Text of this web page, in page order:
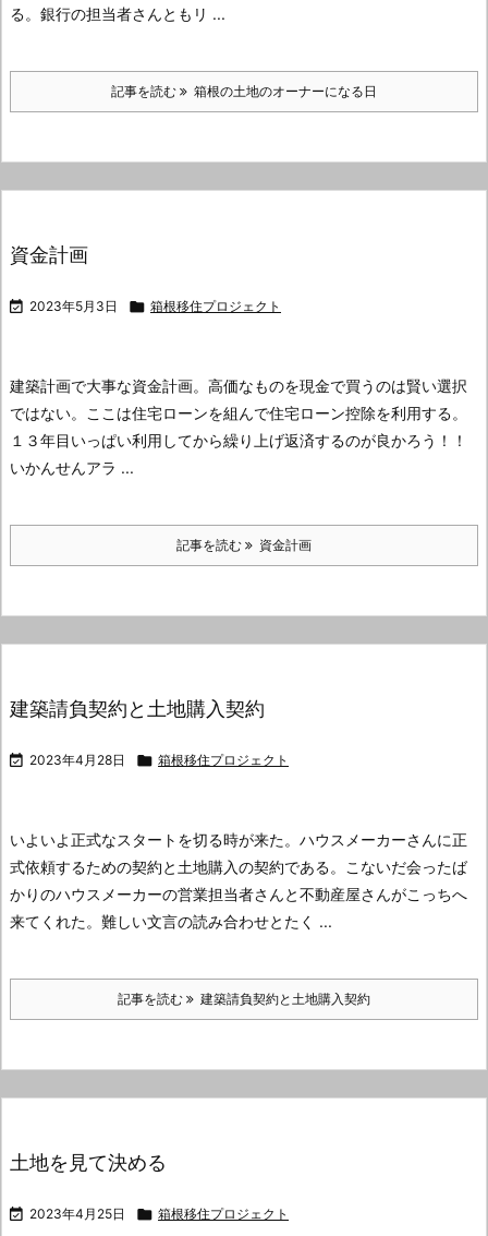
る。 銀行の担当者さんともリ ...
記事を読む 箱根の土地のオーナーになる日
資金計画
 2023年5月3日  箱根移住プロジェクト
建築計画で大事な資金計画。 高価なものを現金で買うのは賢い選択
ではない。
ここは住宅ローンを組んで住宅ローン控除を利用する。
１３年目いっぱい利用してから繰り上げ返済するのが良かろう！！
いかんせんアラ ...
記事を読む 資金計画
建築請負契約と土地購入契約
 2023年4月28日  箱根移住プロジェクト
いよいよ正式なスタートを切る時が来た。ハウスメーカーさんに正
式依頼するための契約と土地購入の契約である。こないだ会ったば
かりのハウスメーカーの営業担当者さんと不動産屋さんがこっちへ
来てくれた。 難しい文言の読み合わせとたく ...
記事を読む 建築請負契約と土地購入契約
土地を見て決める
 2023年4月25日  箱根移住プロジェクト